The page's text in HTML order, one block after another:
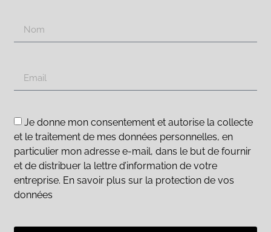
Je donne mon consentement et autorise la collecte
et le traitement de mes données personnelles, en
particulier mon adresse e-mail, dans le but de fournir
et de distribuer la lettre d’information de votre
entreprise. En savoir plus sur la protection de vos
données